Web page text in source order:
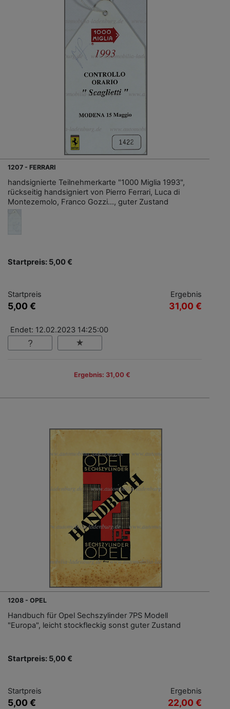
1207 - FERRARI
handsignierte Teilnehmerkarte "1000 Miglia 1993",
rückseitig handsigniert von Pierro Ferrari, Luca di
Montezemolo, Franco Gozzi…, guter Zustand
Startpreis: 5,00 €
Startpreis
5,00 €
Ergebnis
31,00 €
Endet: 12.02.2023 14:25:00
Ergebnis: 31,00 €
1208 - OPEL
Handbuch für Opel Sechszylinder 7PS Modell
"Europa", leicht stockfleckig sonst guter Zustand
Startpreis: 5,00 €
Startpreis
5,00 €
Ergebnis
22,00 €